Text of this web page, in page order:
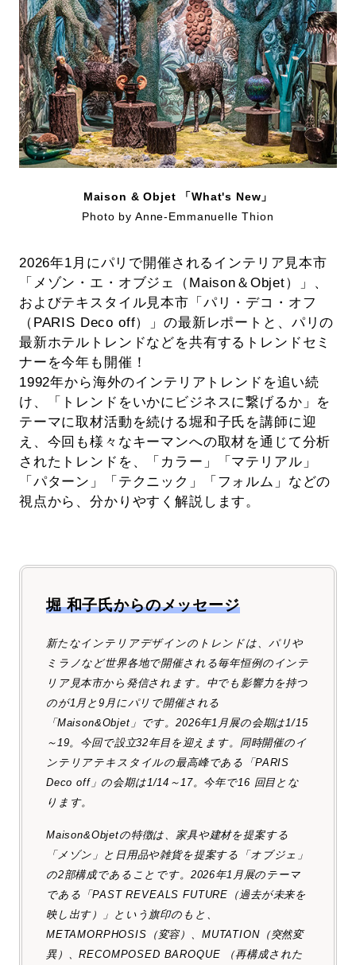
Maison & Objet 「What's New」
Photo by Anne-Emmanuelle Thion
2026年1月にパリで開催されるインテリア見本市
「メゾン・エ・オブジェ（Maison＆Objet）」、
およびテキスタイル見本市「パリ・デコ・オフ
（PARIS Deco off）」の最新レポートと、パリの
最新ホテルトレンドなどを共有するトレンドセミ
ナーを今年も開催！
1992年から海外のインテリアトレンドを追い続
け、「トレンドをいかにビジネスに繋げるか」を
テーマに取材活動を続ける堀和子氏を講師に迎
え、今回も様々なキーマンへの取材を通じて分析
されたトレンドを、「カラー」「マテリアル」
「パターン」「テクニック」「フォルム」などの
視点から、分かりやすく解説します。
堀 和子氏からのメッセージ
新たなインテリアデザインのトレンドは、パリや
ミラノなど世界各地で開催される毎年恒例のインテ
リア見本市から発信されます。中でも影響力を持つ
のが1月と9月にパリで開催される
「Maison&Objet」です。2026年1月展の会期は1/15
～19。今回で設立32年目を迎えます。同時開催のイ
ンテリアテキスタイルの最高峰である「PARIS
Deco off」の会期は1/14～17。今年で16 回目とな
ります。
Maison&Objetの特徴は、家具や建材を提案する
「メゾン」と日用品や雑貨を提案する「オブジェ」
の2部構成であることです。2026年1月展のテーマ
である「PAST REVEALS FUTURE（過去が未来を
映し出す）」という旗印のもと、
METAMORPHOSIS（変容）、MUTATION（突然変
異）、RECOMPOSED BAROQUE （再構成された